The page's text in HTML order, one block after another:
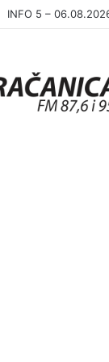
INFO 5 –